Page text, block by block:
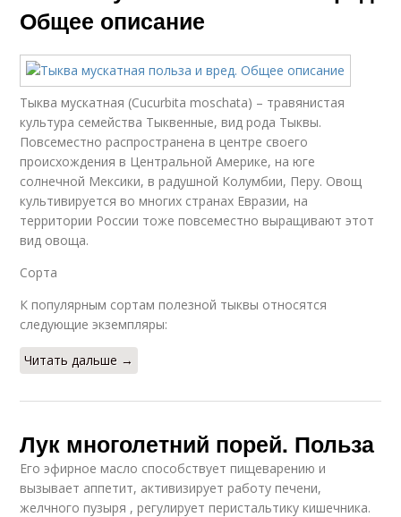
Общее описание
Тыква мускатная (Cucurbita moschata) – травянистая
культура семейства Тыквенные, вид рода Тыквы.
Повсеместно распространена в центре своего
происхождения в Центральной Америке, на юге
солнечной Мексики, в радушной Колумбии, Перу. Овощ
культивируется во многих странах Евразии, на
территории России тоже повсеместно выращивают этот
вид овоща.
Сорта
К популярным сортам полезной тыквы относятся
следующие экземпляры:
Читать дальше →
Лук многолетний порей. Польза
Его эфирное масло способствует пищеварению и
вызывает аппетит, активизирует работу печени,
желчного пузыря , регулирует перистальтику кишечника.